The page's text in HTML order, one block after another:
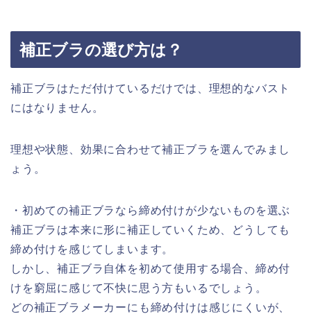
補正ブラの選び方は？
補正ブラはただ付けているだけでは、理想的なバスト
にはなりません。
理想や状態、効果に合わせて補正ブラを選んでみまし
ょう。
・初めての補正ブラなら締め付けが少ないものを選ぶ
補正ブラは本来に形に補正していくため、どうしても
締め付けを感じてしまいます。
しかし、補正ブラ自体を初めて使用する場合、締め付
けを窮屈に感じて不快に思う方もいるでしょう。
どの補正ブラメーカーにも締め付けは感じにくいが、